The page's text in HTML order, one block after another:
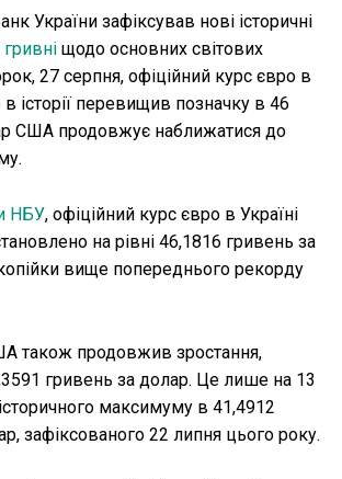
України зафіксував нові історичні
щодо основних світових
27 серпня, офіційний курс євро в
історії перевищив позначку в 46
США продовжує наближатися до
НБУ, офіційний курс євро в Україні
на рівні 46,1816 гривень за
вище попереднього рекорду
також продовжив зростання,
гривень за долар. Це лише на 13
максимуму в 41,4912
зафіксованого 22 липня цього року.